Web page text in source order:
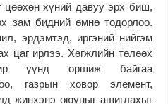
хүний давуу эрх биш,
зам бидний өмнө тодорлоо.
эрдэмтэд, иргэний нийгэм
цаг ирлээ. Хөгжлийн төлөөх
үүнд оршиж байгаа
газрын ховор элемент,
жинхэнэ оюуныг ашиглахыг